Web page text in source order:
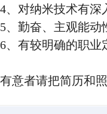
4、对纳米技术有深
5、勤奋、主观能
6、有较明确的职业
有意者请把简历和